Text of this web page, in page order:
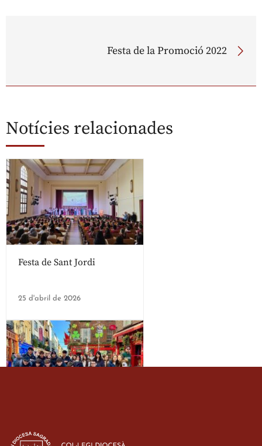
Festa de la Promoció 2022
Notícies relacionades
Festa de Sant Jordi
25 d'abril de 2026
d’ESO-BSD a Irlanda